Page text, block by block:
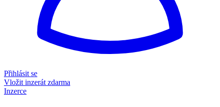
Přihlásit se
Vložit inzerát zdarma
Inzerce